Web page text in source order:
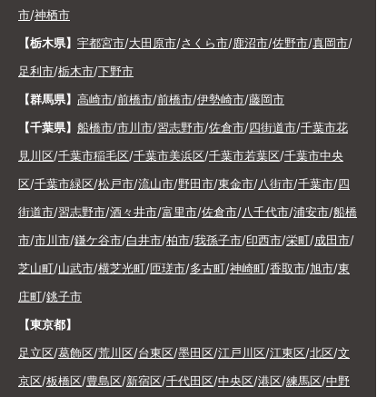
市/神栖市
【栃木県】 宇都宮市/大田原市/さくら市/鹿沼市/佐野市/真岡市/
足利市/栃木市/下野市
【群馬県】 高崎市/前橋市/前橋市/伊勢崎市/藤岡市
【千葉県】 船橋市/市川市/習志野市/佐倉市/四街道市/千葉市花
見川区/千葉市稲毛区/千葉市美浜区/千葉市若葉区/千葉市中央
区/千葉市緑区/松戸市/流山市/野田市/東金市/八街市/千葉市/四
街道市/習志野市/酒々井市/富里市/佐倉市/八千代市/浦安市/船橋
市/市川市/鎌ケ谷市/白井市/柏市/我孫子市/印西市/栄町/成田市/
芝山町/山武市/横芝光町/匝瑳市/多古町/神崎町/香取市/旭市/東
庄町/銚子市
【東京都】
足立区/葛飾区/荒川区/台東区/墨田区/江戸川区/江東区/北区/文
京区/板橋区/豊島区/新宿区/千代田区/中央区/港区/練馬区/中野